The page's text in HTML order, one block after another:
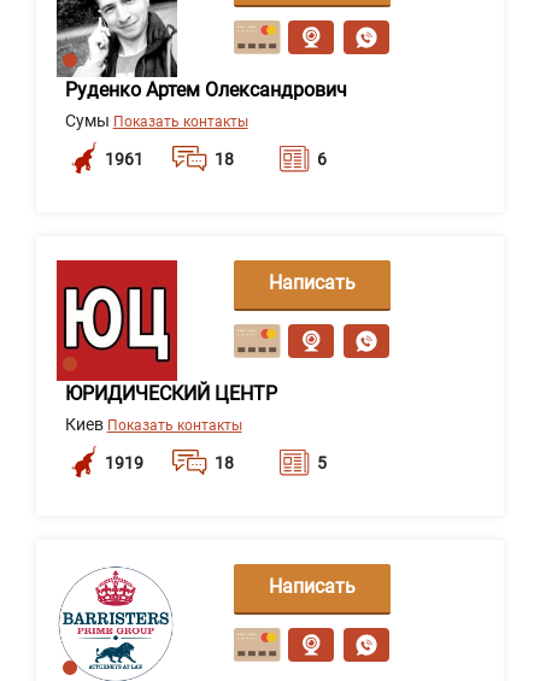
Руденко Артем Олександрович
Сумы Показать контакты
1961 18 6
сообщение
ЮРИДИЧЕСКИЙ ЦЕНТР
Киев Показать контакты
1919 18 5
Написать
сообщение
Написать
сообщение